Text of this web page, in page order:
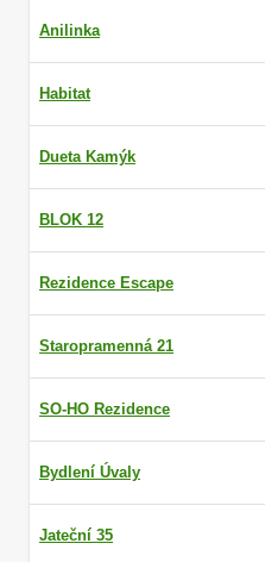
Anilinka
Habitat
Dueta Kamýk
BLOK 12
Rezidence Escape
Staropramenná 21
SO-HO Rezidence
Bydlení Úvaly
Jateční 35